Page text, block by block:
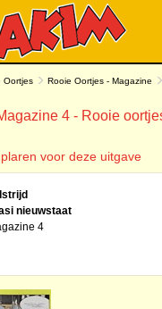
Oortjes Rooie Oortjes - Magazine
4 - Rooie
voor deze uitgave
nieuwstaat
4